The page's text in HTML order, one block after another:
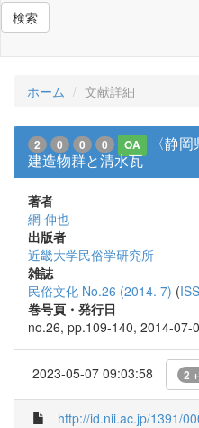
検索
ホーム 文献詳細
2 0 0 0 OA
〈静
建造物群と清水瓦
著者
網 伸也
出版者
近畿大学民俗学研究所
雑誌
民俗文化 No.26 (2014. 7) (
巻号頁・発行日
no.26, pp.109-140, 2014-07-
2023-05-07 09:03:58 2
http://id.nii.ac.jp/1391/